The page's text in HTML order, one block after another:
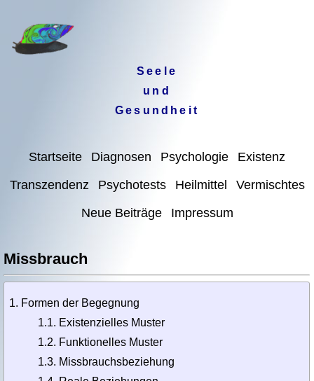
Seele
und
Gesundheit
Startseite Diagnosen Psychologie
Existenz
Transzendenz
Psychotests Heilmittel
Vermischtes
Neue Beiträge
Impressum
Missbrauch
Formen der Begegnung
1.1. Existenzielles Muster
1.2. Funktionelles Muster
1.3. Missbrauchsbeziehung